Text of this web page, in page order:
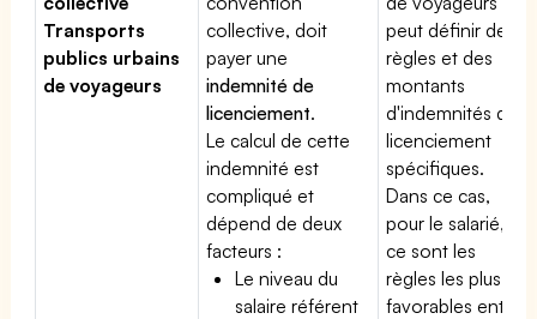
Transports
publics urbains
de voyageurs
collective, doit
payer une
indemnité de
licenciement.
Le calcul de cette
indemnité est
compliqué et
dépend de deux
facteurs :
Le niveau du
salaire référent
peut définir des
règles et des
montants
d'indemnités de
licenciement
spécifiques.
Dans ce cas,
pour le salarié,
ce sont les
règles les plus
favorables entre